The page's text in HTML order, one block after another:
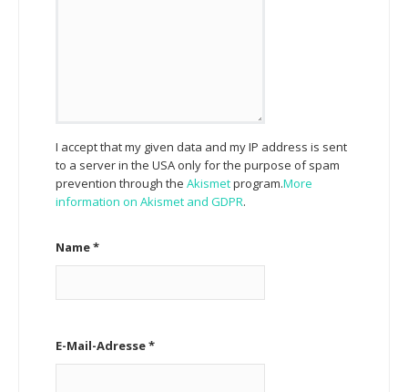
I accept that my given data and my IP address is sent
to a server in the USA only for the purpose of spam
prevention through the Akismetprogram.More
information on Akismet and GDPR.
Name*
E-Mail-Adresse*